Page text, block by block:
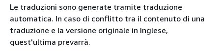
Le traduzioni sono generate tramite traduzione
automatica. In caso di conflitto tra il contenuto di una
traduzione e la versione originale in Inglese,
quest'ultima prevarrà.